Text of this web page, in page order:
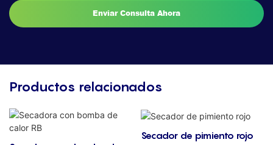
Enviar Consulta Ahora
Productos relacionados
Secador de pimiento rojo